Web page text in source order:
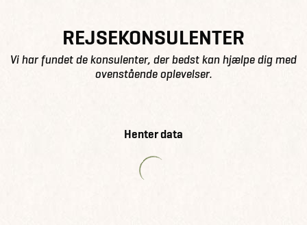
REJSEKONSULENTER
Vi har fundet de konsulenter, der bedst kan hjælpe dig med
ovenstående oplevelser.
Henter data